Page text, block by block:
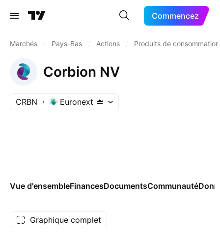
Commencez
Marchés Pays-Bas Actions Produits de
Corbion NV
CRBN Euronext
Vue d'ensembleFinancesDocumentsCommunauté
Graphique complet